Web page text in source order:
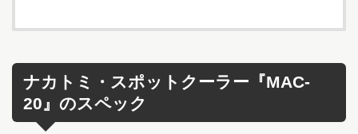
ナカトミ・スポットクーラー『MAC‐
20』のスペック